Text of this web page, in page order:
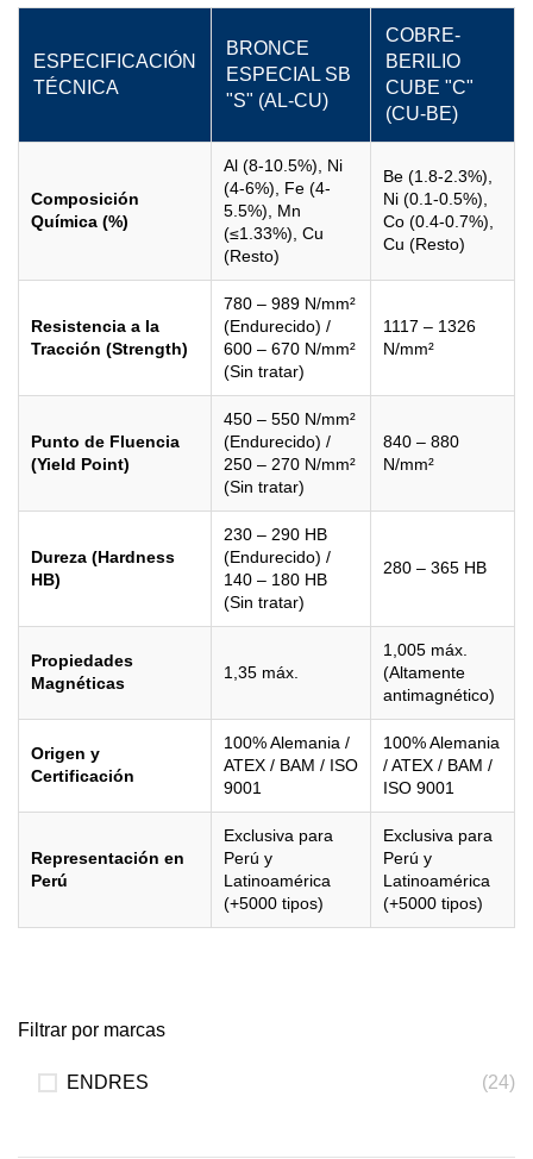
Filtrar por marcas
ENDRES (24)
ESPECIFICACIÓN
TÉCNICA
BRONCE
ESPECIAL SB
"S" (AL-CU)
COBRE-
BERILIO
CUBE "C"
(CU-BE)
Composición
Química (%)
Al (8-10.5%), Ni
(4-6%), Fe (4-
5.5%), Mn
(≤1.33%), Cu
(Resto)
Be (1.8-2.3%),
Ni (0.1-0.5%),
Co (0.4-0.7%),
Cu (Resto)
Resistencia a la
Tracción (Strength)
780 – 989 N/mm²
(Endurecido) /
600 – 670 N/mm²
(Sin tratar)
1117 – 1326
N/mm²
Punto de Fluencia
(Yield Point)
450 – 550 N/mm²
(Endurecido) /
250 – 270 N/mm²
(Sin tratar)
840 – 880
N/mm²
Dureza (Hardness
HB)
230 – 290 HB
(Endurecido) /
140 – 180 HB
(Sin tratar)
280 – 365 HB
Propiedades
Magnéticas
1,35 máx.
1,005 máx.
(Altamente
antimagnético)
Origen y
Certificación
100% Alemania /
ATEX / BAM / ISO
9001
100% Alemania
/ ATEX / BAM /
ISO 9001
Representación en
Perú
Exclusiva para
Perú y
Latinoamérica
(+5000 tipos)
Exclusiva para
Perú y
Latinoamérica
(+5000 tipos)